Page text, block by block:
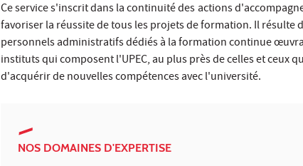
Ce service s'inscrit dans la continuité desactions
favoriser la réussite de tous les projets de formation. Il résulte
personnels administratifs dédiés à la formation continue
instituts qui composent l'UPEC, au plus près de celles et ceux
d'acquérir de nouvelles compétences avec l'université.
NOS DOMAINES D'EXPERTISE